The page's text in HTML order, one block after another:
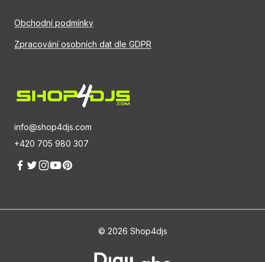
info@shop4djs.com
+420 705 980 307
Obchodní podmínky
Zpracování osobních dat dle GDPR
© 2026 Shop4djs